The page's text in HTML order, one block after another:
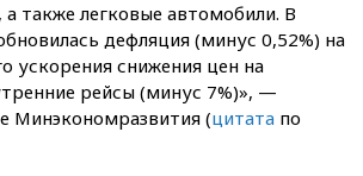
также легковые автомобили. В
дефляция (минус 0,52%) на
ускорения снижения цен на
рейсы (минус 7%)», —
Минэкономразвития (цитата по